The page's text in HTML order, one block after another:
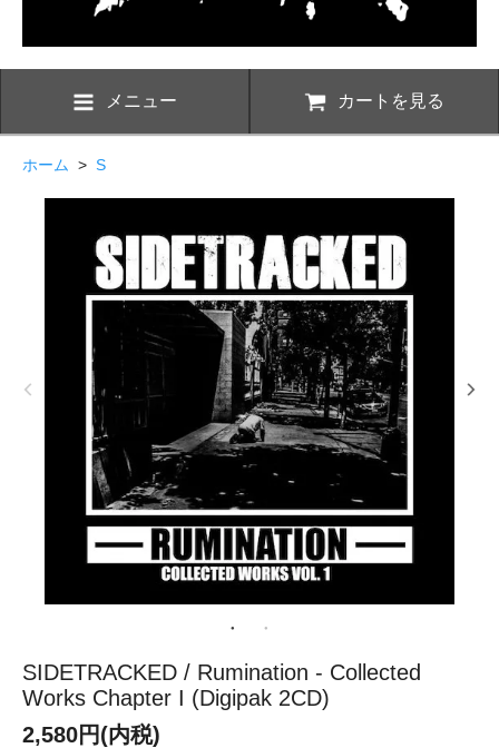
メニュー カートを見る
ホーム > S
SIDETRACKED / Rumination - Collected
Works Chapter I (Digipak 2CD)
2,580円(内税)